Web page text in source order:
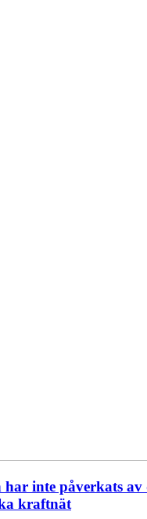
inte påverkats
kraftnät